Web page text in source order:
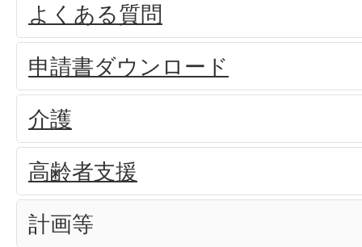
よくある質問
申請書ダウンロード
介護
高齢者支援
計画等